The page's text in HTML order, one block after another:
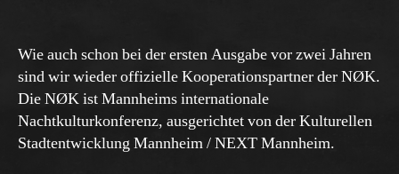
Wie auch schon bei der ersten Ausgabe vor zwei Jahren
sind wir wieder offizielle Kooperationspartner der NØK.
Die NØK ist Mannheims internationale
Nachtkulturkonferenz, ausgerichtet von der Kulturellen
Stadtentwicklung Mannheim / NEXT Mannheim.